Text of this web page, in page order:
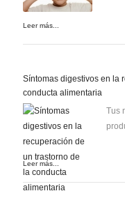
Leer más...
Síntomas digestivos en la
conducta alimentaria
Tus
Leer más...